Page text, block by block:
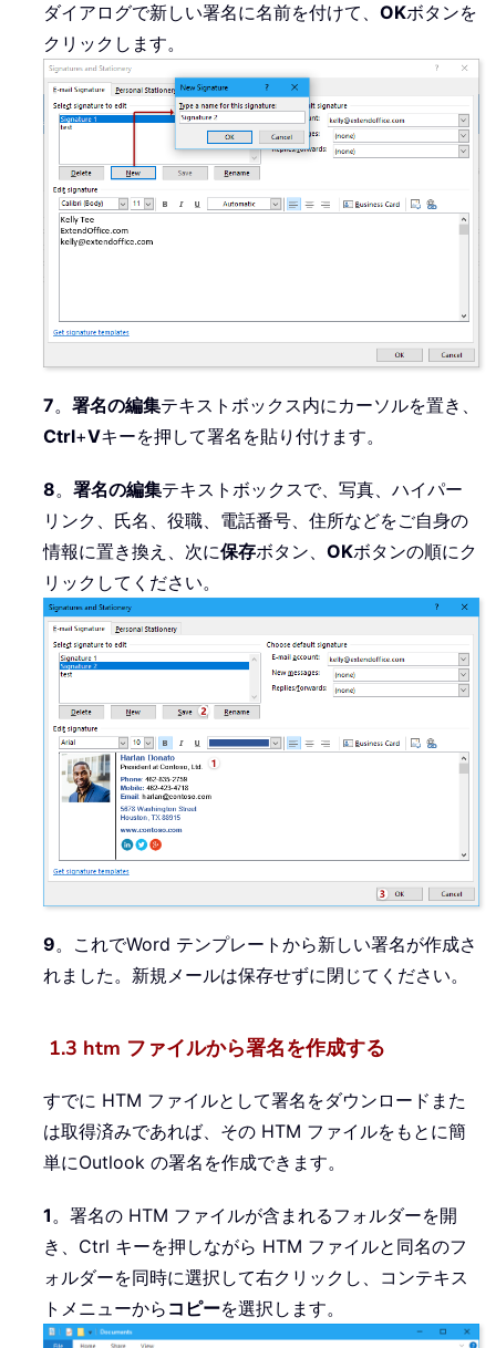
ダイアログで新しい署名に名前を付けて、 OKボタンを
クリックします。
7。 署名の編集テキストボックス内にカーソルを置き、
Ctrl+Vキーを押して署名を貼り付けます。
8。 署名の編集テキストボックスで、写真、ハイパー
リンク、氏名、役職、電話番号、住所などをご自身の
情報に置き換え、次に保存ボタン、 OKボタンの順にク
リックしてください。
9。これでWord テンプレートから新しい署名が作成さ
れました。新規メールは保存せずに閉じてください。
1.3 htm ファイルから署名を作成する
すでに HTM ファイルとして署名をダウンロードまた
は取得済みであれば、その HTM ファイルをもとに簡
単にOutlook の署名を作成できます。
1。署名の HTM ファイルが含まれるフォルダーを開
き、Ctrl キーを押しながら HTM ファイルと同名のフ
ォルダーを同時に選択して右クリックし、コンテキス
トメニューから コピーを選択します。